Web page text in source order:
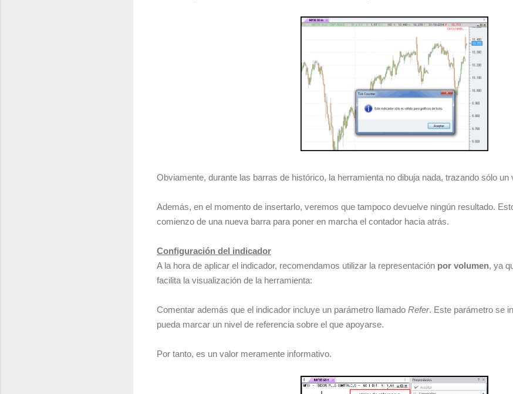
Obviamente, durante las barras de histórico, la herramienta no dibuja nada, trazando sólo un
Además, en el momento de insertarlo, veremos que tampoco devuelve ningún resultado.
comienzo de una nueva barra para poner en marcha el contador hacia atrás.
Configuración del indicador
A la hora de aplicar el indicador, recomendamos utilizar la representación por volumen, ya
facilita la visualización de la herramienta:
Comentar además que el indicador incluye un parámetro llamado Refer. Este parámetro se
pueda marcar un nivel de referencia sobre el que apoyarse.
Por tanto, es un valor meramente informativo.